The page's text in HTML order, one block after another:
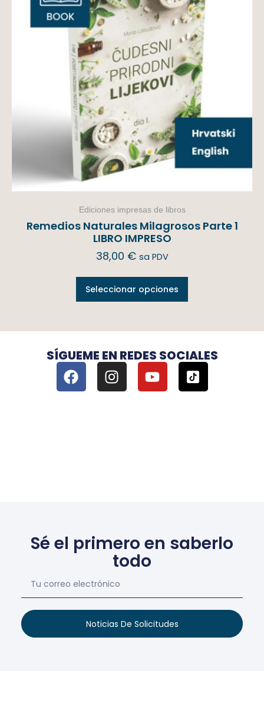
Ediciones impresas de libros
Remedios Naturales Milagrosos Parte 1
LIBRO IMPRESO
38,00 € sa PDV
Seleccionar opciones
SÍGUEME EN REDES SOCIALES
Sé el primero en saberlo
todo
Noticias De Solicitudes